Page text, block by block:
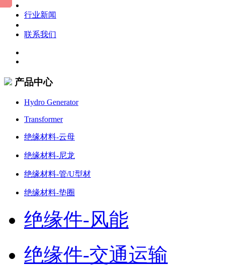
行业新闻
联系我们
产品中心
Hydro Generator
Transformer
绝缘材料-云母
绝缘材料-尼龙
绝缘材料-管/U型材
绝缘材料-垫圈
绝缘件-风能
绝缘件-交通运输